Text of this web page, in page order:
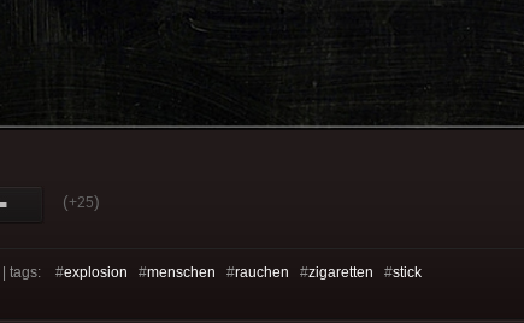
(+25)
| tags: #explosion #menschen #rauchen #zigaretten #stick